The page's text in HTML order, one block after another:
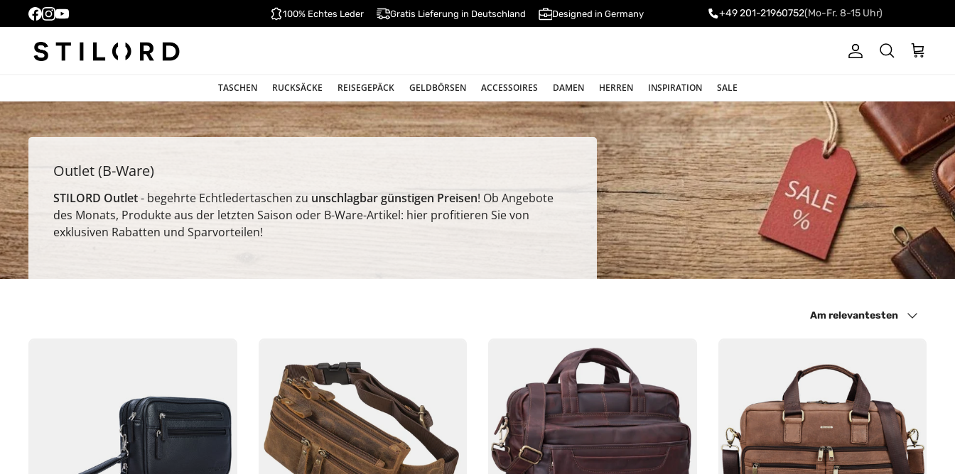
100% Echtes Leder Gratis Lieferung in Deutschland Designed in Germany +49 201-21960752(Mo-Fr. 8-15 Uhr)
KontoSuchen
TASCHEN RUCKSÄCKE REISEGEPÄCK GELDBÖRSEN ACCESSOIRES DAMEN HERREN INSPIRATION SALE
Outlet (B-Ware)
STILORD Outlet- begehrte Echtledertaschen zu unschlagbar günstigen Preisen! Ob Angebote
des Monats, Produkte aus der letzten Saison oder B-Ware-Artikel: hier profitieren Sie von
exklusiven Rabatten und Sparvorteilen!
Am relevantesten